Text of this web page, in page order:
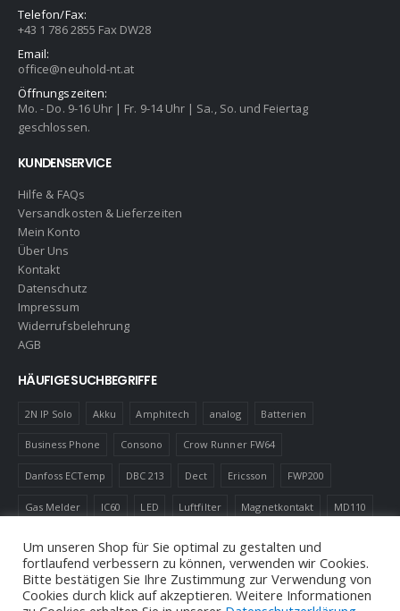
Telefon/Fax:
+43 1 786 2855 Fax DW28
Email:
office@neuhold-nt.at
Öffnungszeiten:
Mo. - Do. 9-16 Uhr | Fr. 9-14 Uhr | Sa., So. und Feiertag
geschlossen.
KUNDENSERVICE
Hilfe & FAQs
Versandkosten & Lieferzeiten
Mein Konto
Über Uns
Kontakt
Datenschutz
Impressum
Widerrufsbelehrung
AGB
HÄUFIGE SUCHBEGRIFFE
2N IP Solo Akku Amphitech analog Batterien
Business Phone Consono Crow Runner FW64
Danfoss ECTemp DBC 213 Dect Ericsson FWP200
Gas Melder IC60 LED Luftfilter Magnetkontakt MD110
Um unseren Shop für Sie optimal zu gestalten und
fortlaufend verbessern zu können, verwenden wir Cookies.
Bitte bestätigen Sie Ihre Zustimmung zur Verwendung von
Cookies durch klick auf akzeptieren. Weitere Informationen